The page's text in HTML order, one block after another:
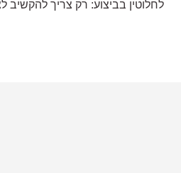
לחלוטין בביצוע: רק צריך להקשיב